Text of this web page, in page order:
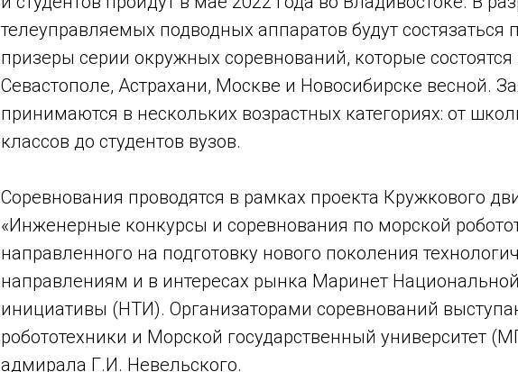
телеуправляемых подводных аппаратов будут состязаться
призеры серии окружных соревнований, которые
Севастополе, Астрахани, Москве и Новосибирске весной.
принимаются в нескольких возрастных категориях: от
классов до студентов вузов.
Соревнования проводятся в рамках проекта Кружкового
«Инженерные конкурсы и соревнования по морской
направленного на подготовку нового поколения
направлениям и в интересах рынка Маринет
инициативы (НТИ). Организаторами соревнований
робототехники и Морской государственный университет
адмирала Г.И. Невельского.